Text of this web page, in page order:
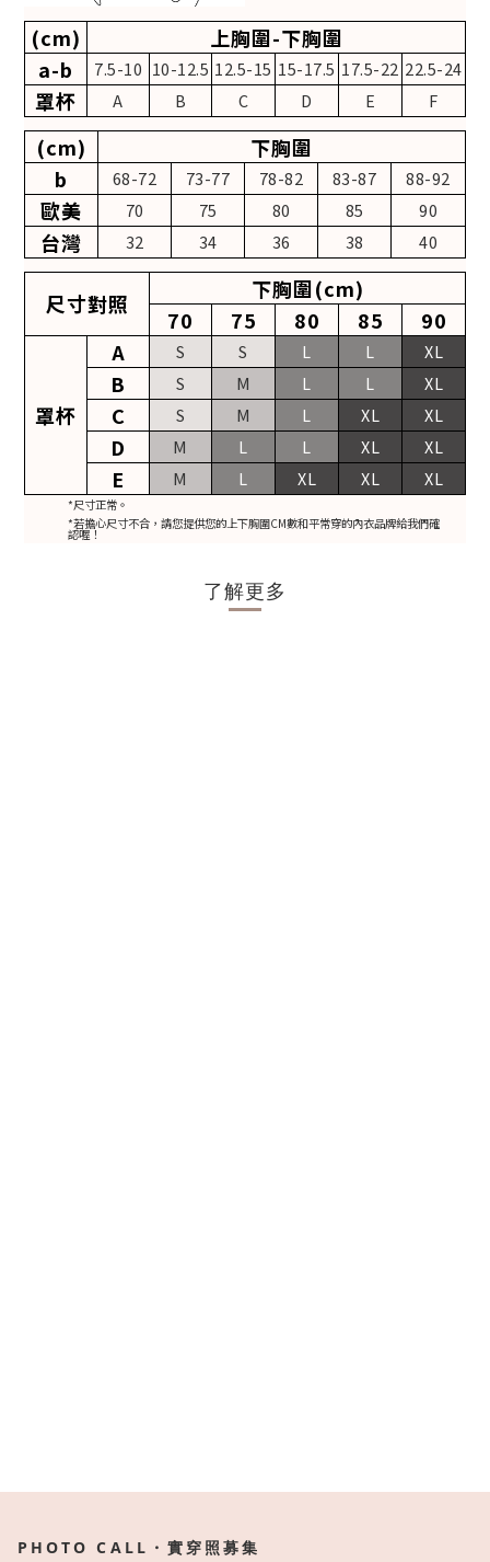
(cm)
上胸圍-下胸圍
a-b
7.5-10 10-12.5 12.5-15 15-17.5 17.5-22 22.5-24
罩杯 A B C D E F
(cm)
下胸圍
b
68-72 73-77 78-82 83-87 88-92
歐美 70 75 80 85 90
台灣 32 34 36 38 40
尺寸對照
下胸圍(cm)
70
75 80 85 90
罩杯
A S S L L XL
B S M L L XL
C S M L XL XL
D M L L XL XL
E M L XL XL XL
*尺寸正常。
*若擔心尺寸不合，請您提供您的上下胸圍CM數和平常穿的內衣品牌給我們確
認喔！
了解更多
PHOTO CALL・實穿照募集